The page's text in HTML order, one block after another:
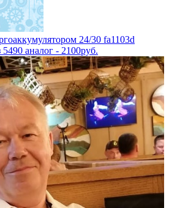
24/30 fa1103d
аналог - 2100руб.